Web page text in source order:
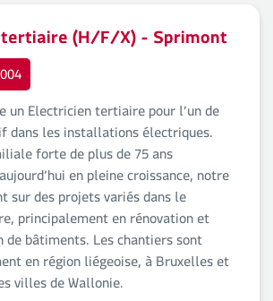
(H/F/X) - Sprimont
un Electricien tertiaire pour l’un de
dans les installations électriques.
forte de plus de 75 ans
en pleine croissance, notre
sur des projets variés dans le
principalement en rénovation et
bâtiments. Les chantiers sont
en région liégeoise, à Bruxelles et
villes de Wallonie.